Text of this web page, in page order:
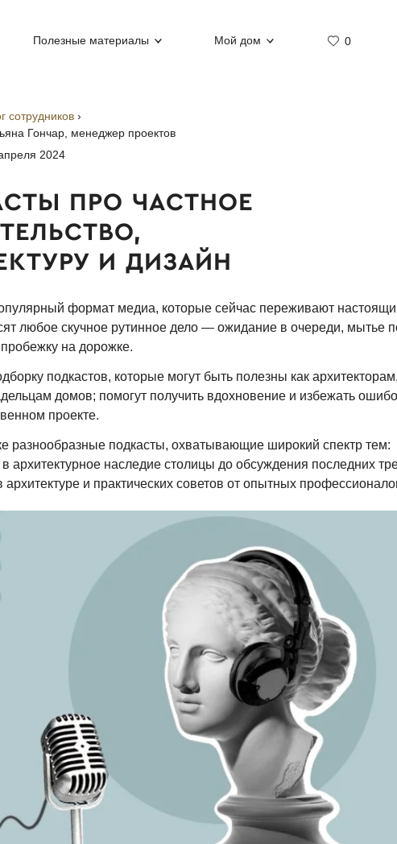
Полезные материалы Мой дом 0
сотрудников ›
Гончар , менеджер проектов
2024
ПРО ЧАСТНОЕ
И ДИЗАЙН
формат медиа, которые сейчас переживают
любое скучное рутинное дело — ожидание в очереди, мытье
на дорожке.
подкастов, которые могут быть полезны как
домов; помогут получить вдохновение и избежать
проекте.
разнообразные подкасты, охватывающие широкий спектр тем:
архитектурное наследие столицы до обсуждения последних
и практических советов от опытных